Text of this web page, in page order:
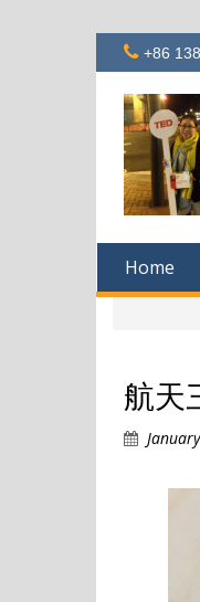
Skip
to
content
+86
Home
航天